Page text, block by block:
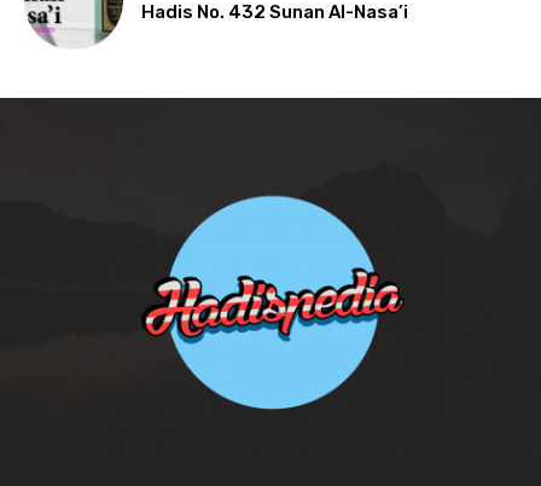
Hadis No. 432 Sunan Al-Nasa’i